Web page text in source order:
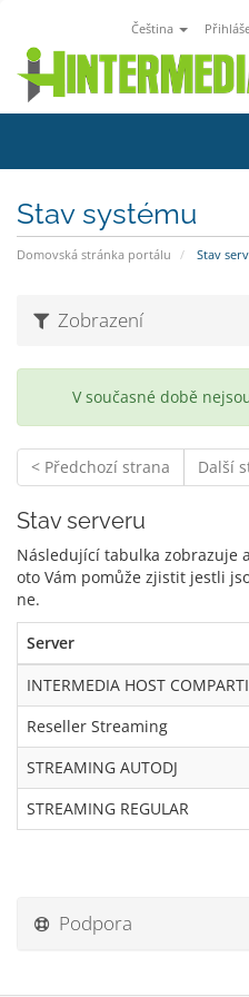
Čeština
Stav systému
Domovská stránka portálu Stav
Zobrazení
V současné době
< Předchozí strana Další
Stav serveru
Následující tabulka zobrazuje
oto Vám pomůže zjistit jestli
ne.
Server
INTERMEDIA HOST
Reseller Streaming
STREAMING AUTODJ
STREAMING REGULAR
Podpora